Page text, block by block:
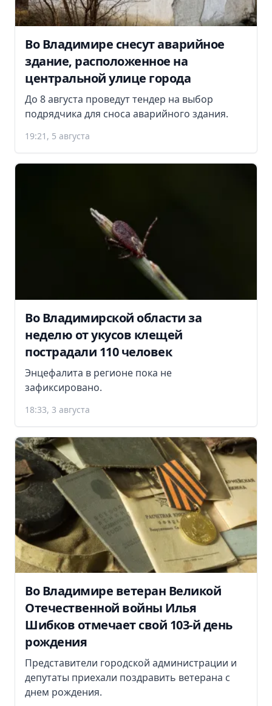
Во Владимире снесут аварийное
здание, расположенное на
центральной улице города
До 8 августа проведут тендер на выбор
подрядчика для сноса аварийного здания.
19:21, 5 августа
Во Владимирской области за
неделю от укусов клещей
пострадали 110 человек
Энцефалита в регионе пока не
зафиксировано.
18:33, 3 августа
Во Владимире ветеран Великой
Отечественной войны Илья
Шибков отмечает свой 103-й день
рождения
Представители городской администрации и
депутаты приехали поздравить ветерана с
днем рождения.